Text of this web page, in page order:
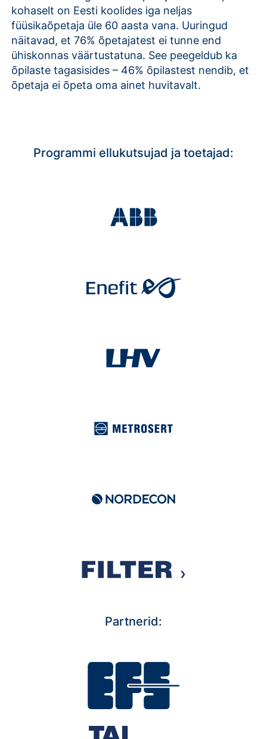
kohaselt on Eesti koolides iga neljas
füüsikaõpetaja üle 60 aasta vana. Uuringud
näitavad, et 76% õpetajatest ei tunne end
ühiskonnas väärtustatuna. See peegeldub ka
õpilaste tagasisides – 46% õpilastest nendib, et
õpetaja ei õpeta oma ainet huvitavalt.
Programmi ellukutsujad ja toetajad:
Partnerid: